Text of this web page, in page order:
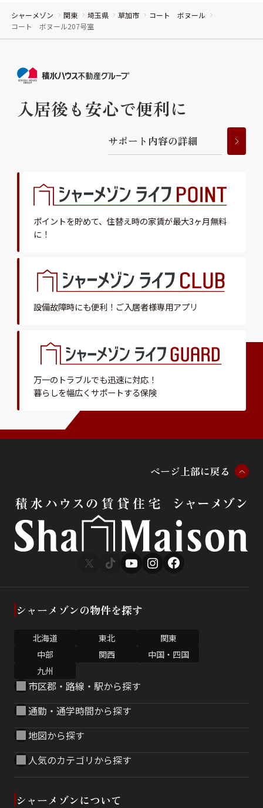
シャーメゾン 関東 埼玉県 草加市
コート ボヌール
コート ボヌール207号室
入居後も安心で便利に
サポー ト 内容の詳細
ポイントを貯めて、 住替え時の家賃が最大3ヶ月無料
に！
設備故障時にも便利！ ご入居者様専用アプリ
万一のトラブルでも迅速に対応！
暮らしを幅広くサポートする保険
ページ 上部に戻る
シャーメゾンの物件を探す
北海道 東北
関東
中部
関西
中国・四国
九州
市区郡・路線・駅から探す
通勤・通学時間から探す
地図から探す
人気のカテゴリから探す
シャーメゾンについて